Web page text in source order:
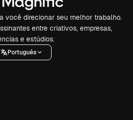
você direcionar seu melhor trabalho.
entre criativos, empresas,
e estúdios.
Português